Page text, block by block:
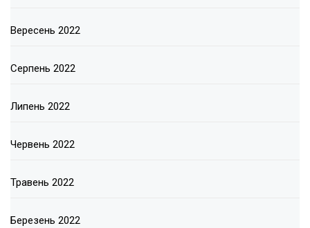
Вересень 2022
Серпень 2022
Липень 2022
Червень 2022
Травень 2022
Березень 2022